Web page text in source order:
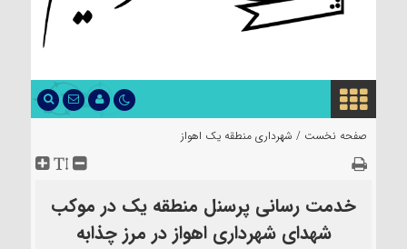
صفحه نخست / شهرداری منطقه یک اهواز
خدمت رسانی پرسنل منطقه یک در موکب
شهدای شهرداری اهواز در مرز چذابه